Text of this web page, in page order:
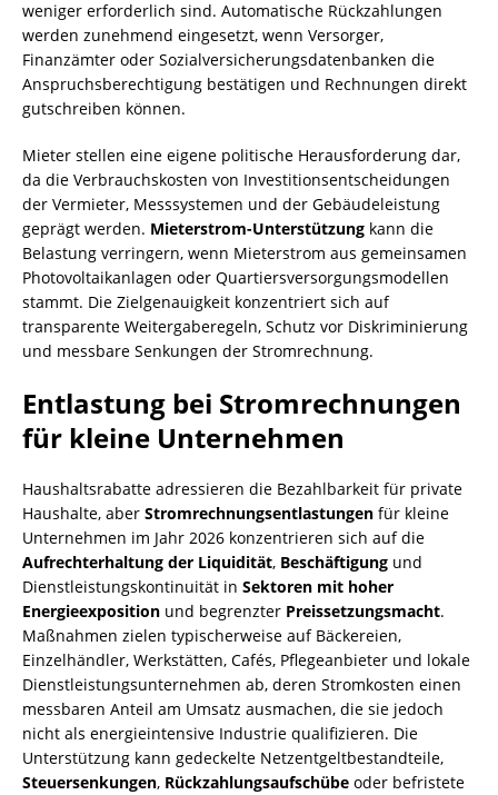
weniger erforderlich sind. Automatische Rückzahlungen
werden zunehmend eingesetzt, wenn Versorger,
Finanzämter oder Sozialversicherungsdatenbanken die
Anspruchsberechtigung bestätigen und Rechnungen direkt
gutschreiben können.
Mieter stellen eine eigene politische Herausforderung dar,
da die Verbrauchskosten von Investitionsentscheidungen
der Vermieter, Messsystemen und der Gebäudeleistung
geprägt werden. Mieterstrom-Unterstützung kann die
Belastung verringern, wenn Mieterstrom aus gemeinsamen
Photovoltaikanlagen oder Quartiersversorgungsmodellen
stammt. Die Zielgenauigkeit konzentriert sich auf
transparente Weitergaberegeln, Schutz vor Diskriminierung
und messbare Senkungen der Stromrechnung.
Entlastung bei Stromrechnungen
für kleine Unternehmen
Haushaltsrabatte adressieren die Bezahlbarkeit für private
Haushalte, aber Stromrechnungsentlastungen für kleine
Unternehmen im Jahr 2026 konzentrieren sich auf die
Aufrechterhaltung der Liquidität, Beschäftigung und
Dienstleistungskontinuität in Sektoren mit hoher
Energieexposition und begrenzter Preissetzungsmacht.
Maßnahmen zielen typischerweise auf Bäckereien,
Einzelhändler, Werkstätten, Cafés, Pflegeanbieter und lokale
Dienstleistungsunternehmen ab, deren Stromkosten einen
messbaren Anteil am Umsatz ausmachen, die sie jedoch
nicht als energieintensive Industrie qualifizieren. Die
Unterstützung kann gedeckelte Netzentgeltbestandteile,
Steuersenkungen, Rückzahlungsaufschübe oder befristete